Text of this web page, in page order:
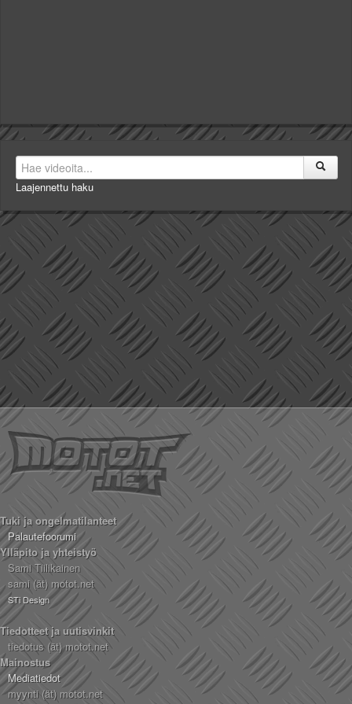
Laajennettu haku
Tuki ja ongelmatilanteet
Palautefoorumi
Ylläpito ja yhteistyö
Sami Tiilikainen
sami (ät) motot.net
STi Design
Tiedotteet ja uutisvinkit
tiedotus (ät) motot.net
Mainostus
Mediatiedot
myynti (ät) motot.net